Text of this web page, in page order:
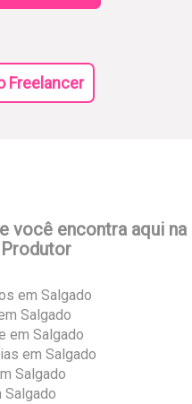
Freelancer
você encontra aqui na
em Salgado
Salgado
em Salgado
em Salgado
Salgado
Salgado